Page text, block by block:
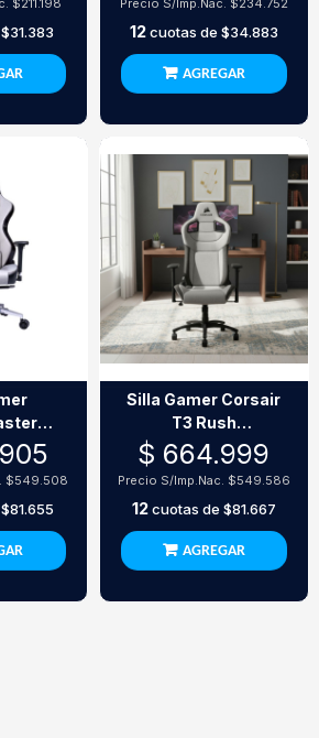
$211.198
$31.383
Precio S/Imp.Nac. $234.752
12cuotas de $34.883
AGREGAR
Grey
$549.508
$81.655
Silla Gamer Corsair
T3 Rush
Gris/Carbon
$ 664.999
Precio S/Imp.Nac. $549.586
12cuotas de $81.667
AGREGAR